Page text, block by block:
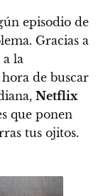
episodio de
Gracias a
la
de buscar
Netflix
que ponen
tus ojitos.